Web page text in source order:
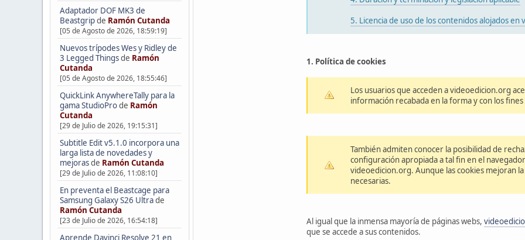
Adaptador DOF MK3 de
Beastgripde Ramón Cutanda
[05 de Agosto de 2026, 18:59:19]
Nuevos trípodes Wes y Ridley de
3 Legged Thingsde Ramón
Cutanda
[05 de Agosto de 2026, 18:55:46]
QuickLink AnywhereTally para la
gama StudioProde Ramón
Cutanda
[29 de Julio de 2026, 19:15:31]
Subtitle Edit v5.1.0 incorpora una
larga lista de novedades y
mejorasde Ramón Cutanda
[29 de Julio de 2026, 11:08:10]
En preventa el Beastcage para
Samsung Galaxy S26 Ultrade
Ramón Cutanda
[23 de Julio de 2026, 16:54:18]
Aprende Davinci Resolve 21 en
5. Licencia de uso de los contenidos alojados
1. Política de cookies
Los usuarios que acceden a videoedicion.org
información recabada en la forma y con los
También admiten conocer la posibilidad de
configuración apropiada a tal fin en el
videoedicion.org. Aunque las cookies mejoran
necesarias.
Al igual que la inmensa mayoría de páginas webs,
que se accede a sus contenidos.